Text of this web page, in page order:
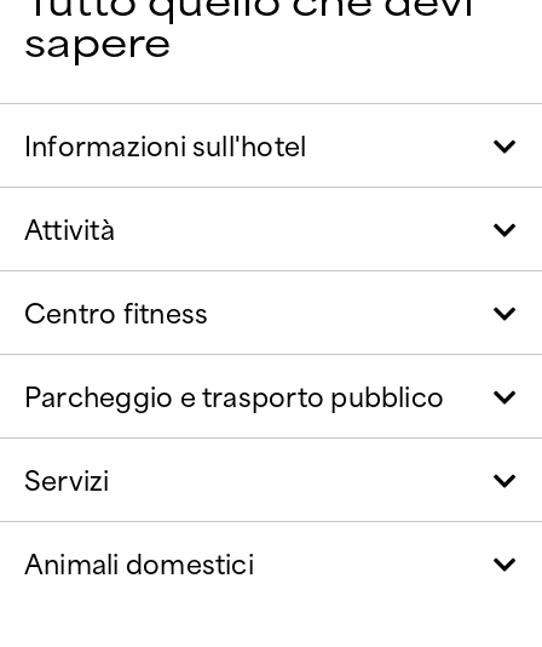
sapere
Informazioni sull'hotel
Attività
Centro fitness
Parcheggio e trasporto pubblico
Servizi
Animali domestici